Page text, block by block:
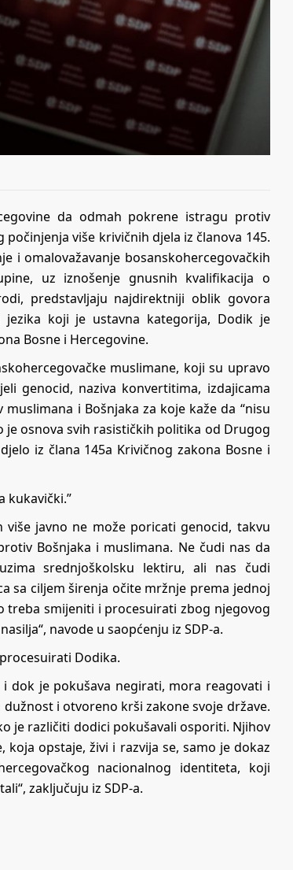
da odmah pokrene istragu protiv
više krivičnih djela iz članova 145.
i omalovažavanje bosanskohercegovačkih
uz iznošenje gnusnih kvalifikacija o
predstavljaju najdirektniji oblik govora
jezika koji je ustavna kategorija, Dodik je
Bosne i Hercegovine.
muslimane, koji su upravo
genocid, naziva konvertitima, izdajicama
i Bošnjaka za koje kaže da “nisu
osnova svih rasističkih politika od Drugog
iz člana 145a Krivičnog zakona Bosne i
kukavički.”
javno ne može poricati genocid, takvu
Bošnjaka i muslimana. Ne čudi nas da
srednjoškolsku lektiru, ali nas čudi
sa ciljem širenja očite mržnje prema jednoj
smijeniti i procesuirati zbog njegovog
navode u saopćenju iz SDP-a.
Dodika.
dok je pokušava negirati, mora reagovati i
i otvoreno krši zakone svoje države.
je različiti dodici pokušavali osporiti. Njihov
opstaje, živi i razvija se, samo je dokaz
nacionalnog identiteta, koji
zaključuju iz SDP-a.